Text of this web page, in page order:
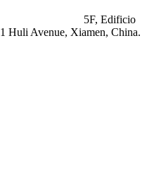
5F, Edificio
Huli Avenue, Xiamen, China.